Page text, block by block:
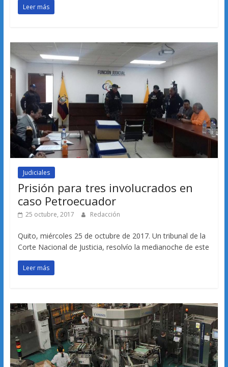
Leer más
Judiciales
Prisión para tres involucrados en
caso Petroecuador
25 octubre, 2017 Redacción
Quito, miércoles 25 de octubre de 2017. Un tribunal de la
Corte Nacional de Justicia, resolvío la medianoche de este
Leer más